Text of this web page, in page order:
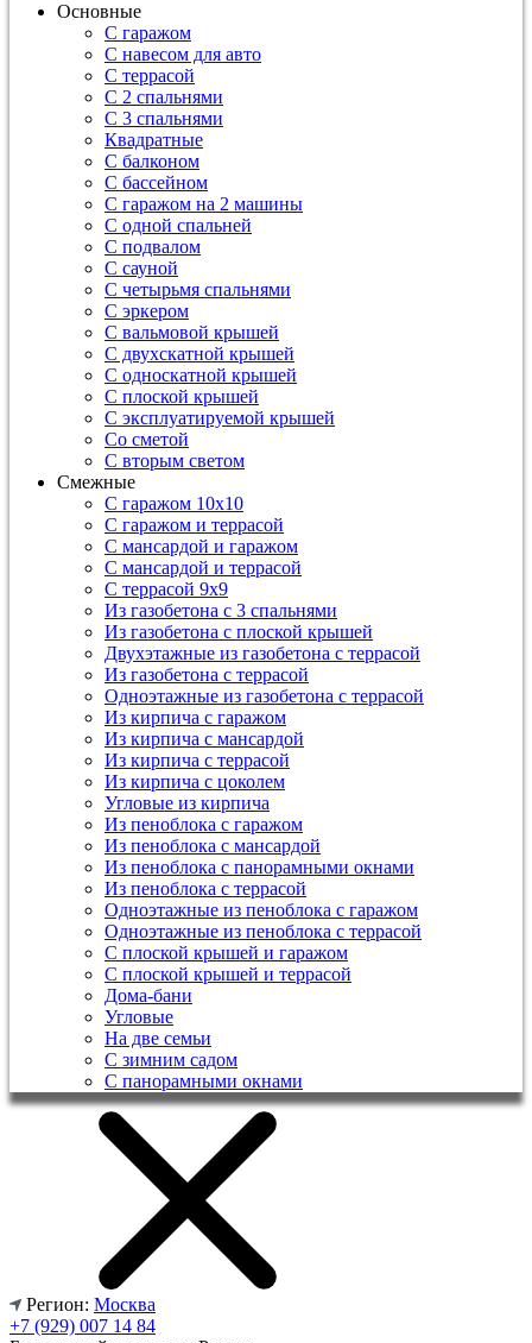
Основные
С гаражом
С навесом для авто
С террасой
С 2 спальнями
С 3 спальнями
Квадратные
С балконом
С бассейном
С гаражом на 2 машины
С одной спальней
С подвалом
С сауной
С четырьмя спальнями
С эркером
С вальмовой крышей
С двухскатной крышей
С односкатной крышей
С плоской крышей
С эксплуатируемой крышей
Со сметой
С вторым светом
Смежные
С гаражом 10х10
С гаражом и террасой
С мансардой и гаражом
С мансардой и террасой
С террасой 9х9
Из газобетона с 3 спальнями
Из газобетона с плоской крышей
Двухэтажные из газобетона с террасой
Из газобетона с террасой
Одноэтажные из газобетона с террасой
Из кирпича с гаражом
Из кирпича с мансардой
Из кирпича с террасой
Из кирпича с цоколем
Угловые из кирпича
Из пеноблока с гаражом
Из пеноблока с мансардой
Из пеноблока с панорамными окнами
Из пеноблока с террасой
Одноэтажные из пеноблока с гаражом
Одноэтажные из пеноблока с террасой
С плоской крышей и гаражом
С плоской крышей и террасой
Дома-бани
Угловые
На две семьи
С зимним садом
С панорамными окнами
Регион: Москва
+7 (929) 007 14 84